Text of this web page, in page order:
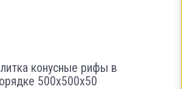
конусные рифы в
500х500х50